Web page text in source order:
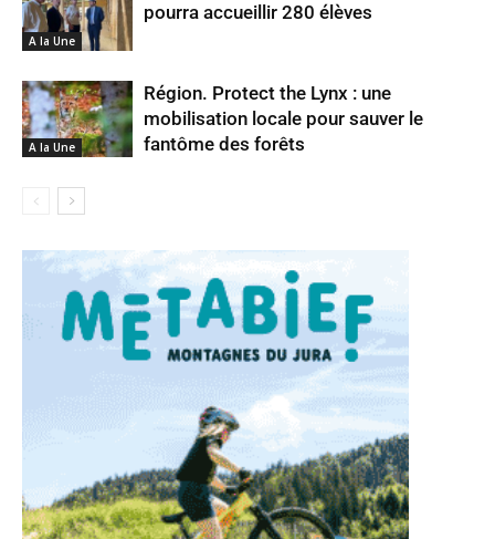
A la Une
pourra accueillir 280 élèves
A la Une
Région. Protect the Lynx : une
mobilisation locale pour sauver le
fantôme des forêts